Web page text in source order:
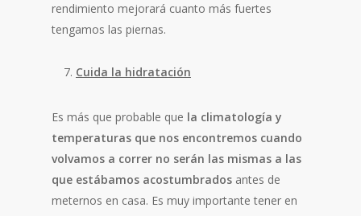
rendimiento mejorará cuanto más fuertes
tengamos las piernas.
Cuida la hidratación
Es más que probable que la climatología y
temperaturas que nos encontremos cuando
volvamos a correr no serán las mismas a las
que estábamos acostumbrados antes de
meternos en casa. Es muy importante tener en